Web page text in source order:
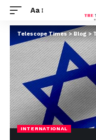
Aa
Telescope Times>Blog>
INTERNATIONAL